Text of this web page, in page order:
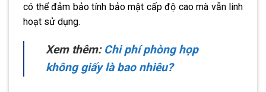
có thể đảm bảo tính bảo mật cấp độ cao mà vẫn linh
hoạt sử dụng.
Xem thêm: Chi phí phòng họp
không giấy là bao nhiêu?